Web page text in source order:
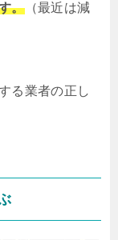
。（最近は減
る業者の正し